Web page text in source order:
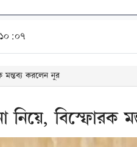
মন্তব্য করলেন নুর
নিয়ে, বিস্ফোরক